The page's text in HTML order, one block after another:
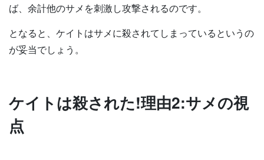
ば、余計他のサメを刺激し攻撃されるのです。
となると、ケイトはサメに殺されてしまっているというの
が妥当でしょう。
ケイトは殺された!理由2:サメの視
点